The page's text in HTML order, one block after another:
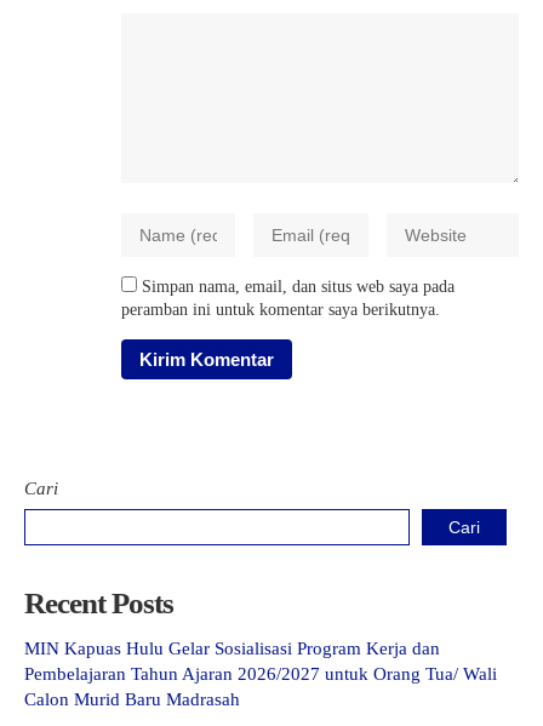
Simpan nama, email, dan situs web saya pada
peramban ini untuk komentar saya berikutnya.
Cari
Cari
Recent Posts
MIN Kapuas Hulu Gelar Sosialisasi Program Kerja dan
Pembelajaran Tahun Ajaran 2026/2027 untuk Orang Tua/ Wali
Calon Murid Baru Madrasah